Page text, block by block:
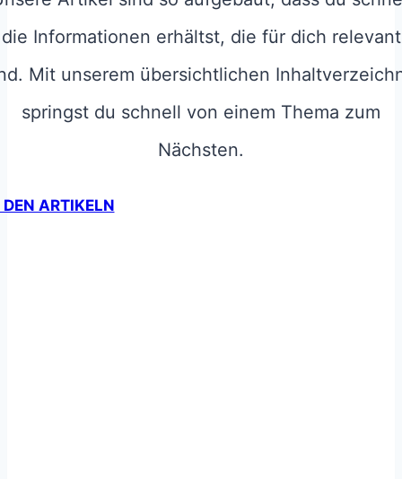
die Informationen erhältst, die für dich relevant
Mit unserem übersichtlichen
springst du schnell von einem Thema zum
Nächsten.
DEN ARTIKELN